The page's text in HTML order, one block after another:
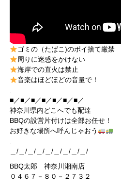
ゴミの（たばこ)のポイ捨て厳禁
周りに迷惑をかけない
海岸での直火は禁止
音楽はほどほどの音量で！
■／■／■／■／■／■／■／
神奈川県内どこへでも配達
BBQの設営片付けは全部お任せ！
お好きな場所へ呼んじゃおう
＿/＿/＿/＿/＿/＿/＿/＿/＿/
BBQ太郎 神奈川湘南店
０４６７－８０－２７３２